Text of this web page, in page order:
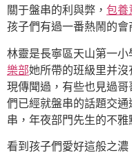
關于盤串的利與弊， 包養
孩子們有過一番熱鬧的會
林靈是長寧區天山第一小
樂部她所帶的班級里并
現傳聞過，有些也見過
們已經就盤串的話題交
串，年夜部門先生的不
看到孩子們愛好這般之